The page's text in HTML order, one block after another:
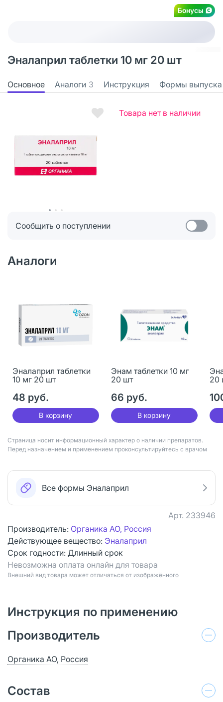
Бонусы
Эналаприл таблетки 10 мг 20 шт
Основное Аналоги 3 Инструкция Формы выпуска
Товара нет в наличии
Сообщить о поступлении
Аналоги
Эналаприл таблетки
10 мг 20 шт
48 руб.
В корзину
Энам таблетки 10 мг
20 шт
66 руб.
В корзину
20
Страница носит информационный характер о наличии препаратов.
Перед назначением и применением проконсультируйтесь с врачом
Все формы Эналаприл
Арт. 233946
Производитель: Органика АО, Россия
Действующее вещество: Эналаприл
Срок годности: Длинный срок
Невозможна оплата онлайн для товара
Bнешний вид товара может отличаться от изображённого
Инструкция по применению
Производитель
Органика АО, Россия
Состав